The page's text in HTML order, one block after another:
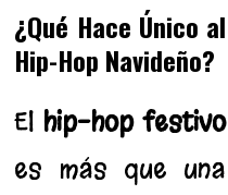
¿Qué Hace Único al
Hip-Hop Navideño?
El hip-hop festivo
es más que una